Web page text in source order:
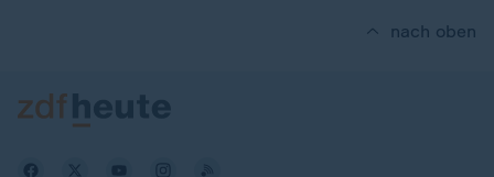
nach oben